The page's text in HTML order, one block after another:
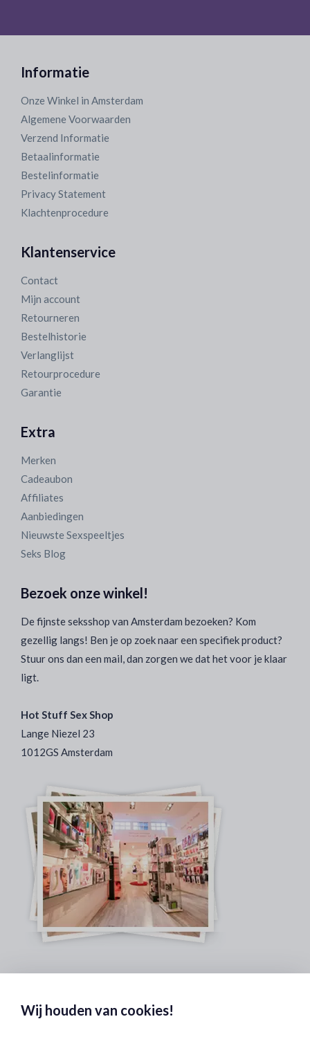
Informatie
Onze Winkel in Amsterdam
Algemene Voorwaarden
Verzend Informatie
Betaalinformatie
Bestelinformatie
Privacy Statement
Klachtenprocedure
Klantenservice
Contact
Mijn account
Retourneren
Bestelhistorie
Verlanglijst
Retourprocedure
Garantie
Extra
Merken
Cadeaubon
Affiliates
Aanbiedingen
Nieuwste Sexspeeltjes
Seks Blog
Bezoek onze winkel!
De fijnste seksshop van Amsterdam bezoeken? Kom
gezellig langs! Ben je op zoek naar een specifiek product?
Stuur ons dan een mail, dan zorgen we dat het voor je klaar
ligt.
Hot Stuff Sex Shop
Lange Niezel 23
1012GS Amsterdam
Wij houden van cookies!